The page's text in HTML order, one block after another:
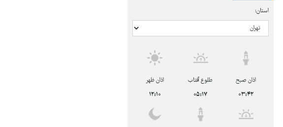
استان:
اذان صبح
۰۳:۴۲
طلوع آفتاب
۰۵:۱۷
اذان ظهر
۱۲:۱۰